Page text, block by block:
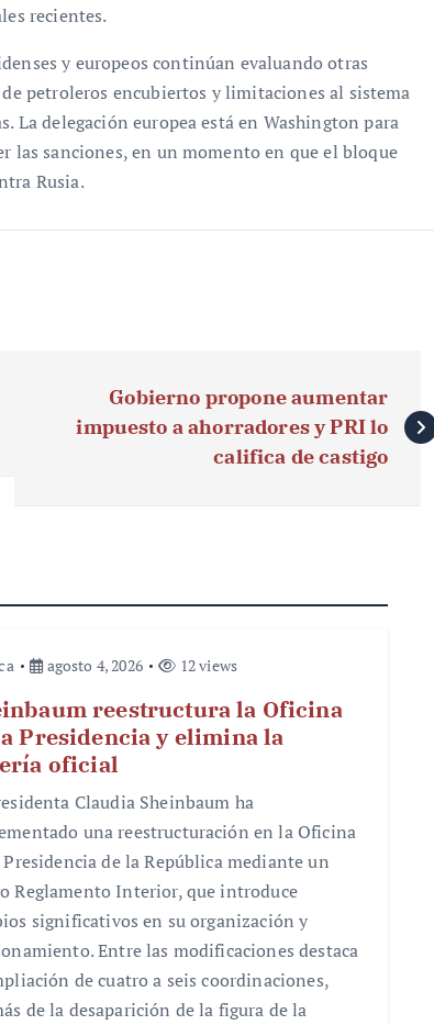
recientes.
y europeos continúan evaluando otras
petroleros encubiertos y limitaciones al sistema
La delegación europea está en Washington para
las sanciones, en un momento en que el bloque
Rusia.
Gobierno propone aumentar
impuesto a ahorradores y PRI lo
califica de castigo
agosto 4, 2026 12 views
reestructura la Oficina
Presidencia y elimina la
oficial
Claudia Sheinbaum ha
una reestructuración en la Oficina
Presidencia de la República mediante un
Reglamento Interior, que introduce
significativos en su organización y
Entre las modificaciones destaca
de cuatro a seis coordinaciones,
de la desaparición de la figura de la